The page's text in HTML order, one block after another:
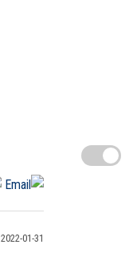
2022-01-31